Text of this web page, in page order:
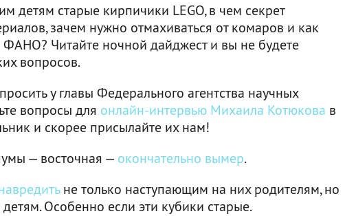
детям старые кирпичики LEGO, в чем секрет
зачем нужно отмахиваться от комаров и как
ФАНО? Читайте ночной дайджест и вы не будете
вопросов.
у главы Федерального агентства научных
вопросы для онлайн-интервью Михаила Котюкова в
и скорее присылайте их нам!
— восточная — окончательно вымер.
не только наступающим на них родителям, но
Особенно если эти кубики старые.